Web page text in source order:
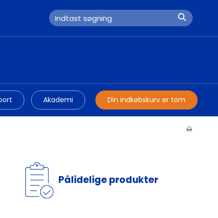
Akademi Din indkøbskurv er tom
Pålidelige produkter